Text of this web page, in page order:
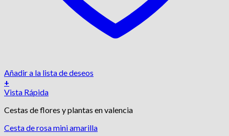
Añadir a la lista de deseos
+
Vista Rápida
Cestas de flores y plantas en valencia
Cesta de rosa mini amarilla